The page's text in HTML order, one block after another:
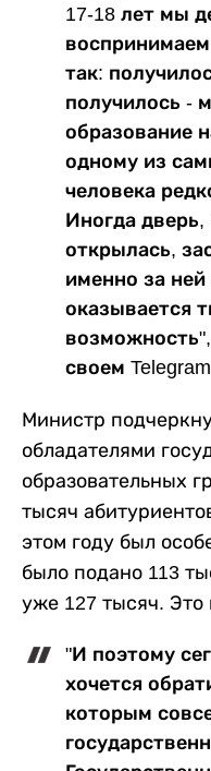
17-18 лет мы
так:
получилось -
образование
одному из
человека
Иногда дверь,
открылась,
именно за
оказывается
своем
Министр
обладателями
образовательных
тысяч
этом году был
было подано 113
уже 127 тысяч. Это
"И поэтому
хочется
которым